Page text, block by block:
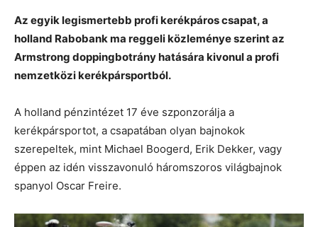
Az egyik legismertebb profi kerékpáros csapat, a
holland Rabobank ma reggeli közleménye szerint az
Armstrong doppingbotrány hatására kivonul a profi
nemzetközi kerékpársportból.
A holland pénzintézet 17 éve szponzorálja a
kerékpársportot, a csapatában olyan bajnokok
szerepeltek, mint Michael Boogerd, Erik Dekker, vagy
éppen az idén visszavonuló háromszoros világbajnok
spanyol Oscar Freire.